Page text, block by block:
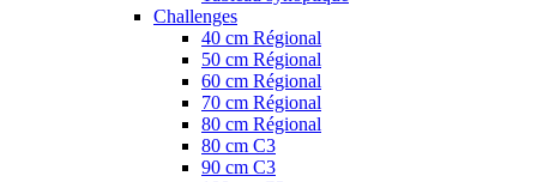
Challenges
40 cm Régional
50 cm Régional
60 cm Régional
70 cm Régional
80 cm Régional
80 cm C3
90 cm C3